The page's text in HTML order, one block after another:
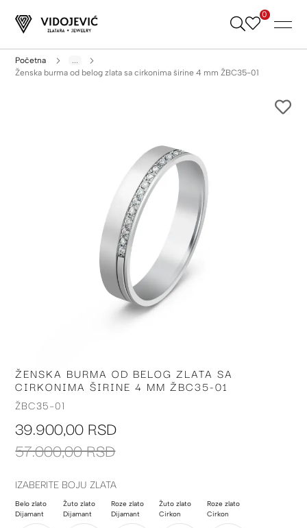
Skip
0
Početna
...
Ženska burma od belog zlata sa cirkonima širine 4 mm ŽBC35-01
Skip
to
the
of
images
ŽENSKA BURMA OD BELOG ZLATA SA
CIRKONIMA ŠIRINE 4 MM ŽBC35-01
ŽBC35-01
39.900,00 RSD
57.000,00 RSD
IZABERITE BOJU ZLATA
Belo zlato
Dijamant
Žuto zlato
Dijamant
Roze zlato
Dijamant
Žuto zlato
Cirkon
Roze zlato
Cirkon